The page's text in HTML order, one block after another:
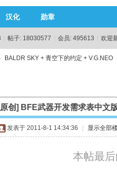
汉化 勋章
帖子: 18030577 会员: 495613 欢迎
BALDR SKY + 青空下的约定 + V.G.NEO
创] BFE武器开发需求表中文
发表于 2011-8-1 14:34:36 显示全部
本帖最